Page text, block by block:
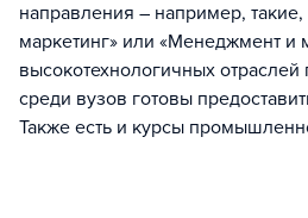
направления – например,
маркетинг» или «Менеджмент и
высокотехнологичных
среди вузов готовы
Также есть и курсы